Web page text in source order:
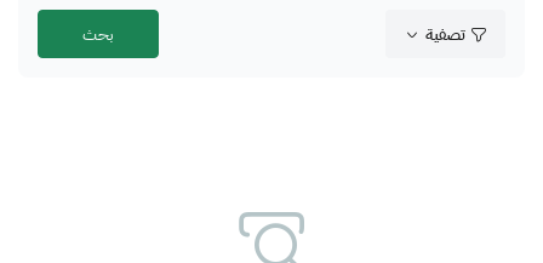
تصفية